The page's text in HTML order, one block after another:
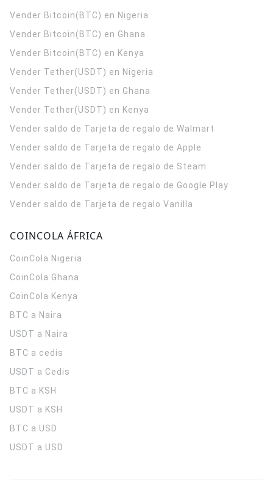
Vender Bitcoin(BTC) en Nigeria
Vender Bitcoin(BTC) en Ghana
Vender Bitcoin(BTC) en Kenya
Vender Tether(USDT) en Nigeria
Vender Tether(USDT) en Ghana
Vender Tether(USDT) en Kenya
Vender saldo de Tarjeta de regalo de Walmart
Vender saldo de Tarjeta de regalo de Apple
Vender saldo de Tarjeta de regalo de Steam
Vender saldo de Tarjeta de regalo de Google Play
Vender saldo de Tarjeta de regalo Vanilla
COINCOLA ÁFRICA
CoinCola Nigeria
CoinCola Ghana
CoinCola Kenya
BTC a Naira
USDT a Naira
BTC a cedis
USDT a Cedis
BTC a KSH
USDT a KSH
BTC a USD
USDT a USD